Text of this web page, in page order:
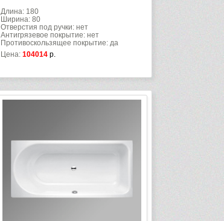
Длина: 180
Ширина: 80
Отверстия под ручки: нет
Антигрязевое покрытие: нет
Противоскользящее покрытие: да
Цена: 104014 р.